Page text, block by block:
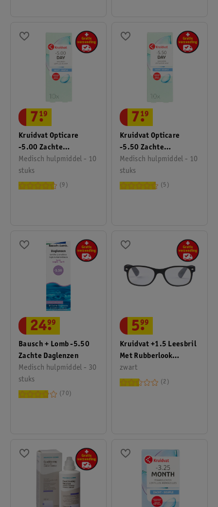
Kruidvat Opticare
-5.00 Zachte
Daglenzen
Medisch hulpmiddel - 10
stuks
7.
19
9
Kruidvat Opticare
-5.50 Zachte
Daglenzen
Medisch hulpmiddel - 10
stuks
7.
19
5
Bausch + Lomb -5.50
Zachte Daglenzen
Medisch hulpmiddel - 30
stuks
24.
99
70
Kruidvat +1.5 Leesbril
Met Rubberlook
Montuur
zwart
5.
99
2